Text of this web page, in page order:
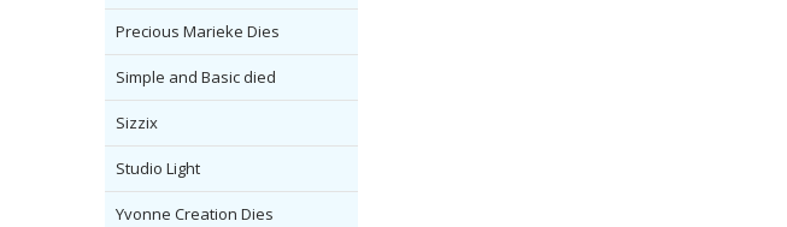
Precious Marieke Dies
Simple and Basic died
Sizzix
Studio Light
Yvonne Creation Dies